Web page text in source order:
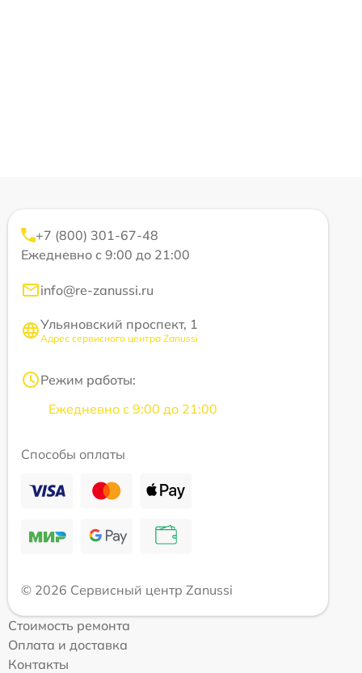
+7 (800) 301-67-48
Ежедневно с 9:00 до 21:00
info@re-zanussi.ru
Ульяновский проспект, 1
Адрес сервисного центра Zanussi
Режим работы:
Ежедневно с 9:00 до 21:00
Способы оплаты
© 2026 Сервисный центр Zanussi
Стоимость ремонта
Оплата и доставка
Контакты